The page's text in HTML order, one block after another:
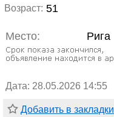
Возраст: 51
Место: Рига
Дата: 28.05.2026 14:55
Добавить в закладки